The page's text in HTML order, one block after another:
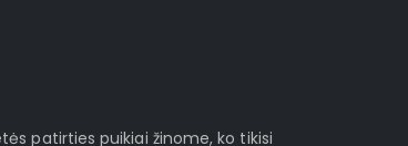
patirties puikiai žinome, ko tikisi